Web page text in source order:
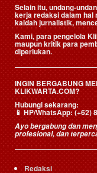
Selain itu, undang-
kerja redaksi dalam hal
kaidah jurnalistik,
Kami, para pengelola
maupun kritik para
diperlukan.
INGIN BERGABUNG
KLIKWARTA.COM?
Hubungi sekarang:
📱HP/WhatsApp:(+62)
Ayo bergabung dan
profesional, dan
Redaksi